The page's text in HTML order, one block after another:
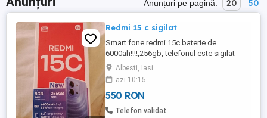
Anunțuri pe pagină: 20 50
Redmi 15 c sigilat
Smart fone redmi 15c baterie de
6000ah!!!!,256gb, telefonul este sigilat
cumpărătorul al deschide la preț de 550 lei
fix..in Iași predare..
Albesti, Iasi
azi 10:15
550 RON
Telefon validat